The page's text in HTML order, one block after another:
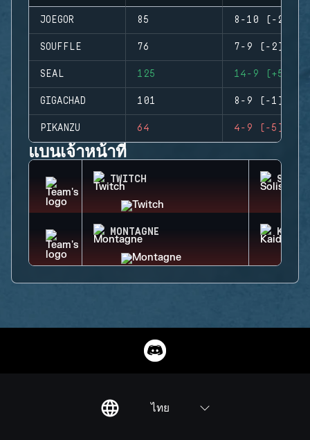
JOEGOR 85 8-10 (-2)
SOUFFLE 76 7-9 (-2)
SEAL 125 14-9 (+5)
GIGACHAD 101 8-9 (-1)
PIKANZU 64 4-9 (-5)
แบนเจ้าหน้าที่
TWITCH SOLIS
MONTAGNE KAID
ไทย